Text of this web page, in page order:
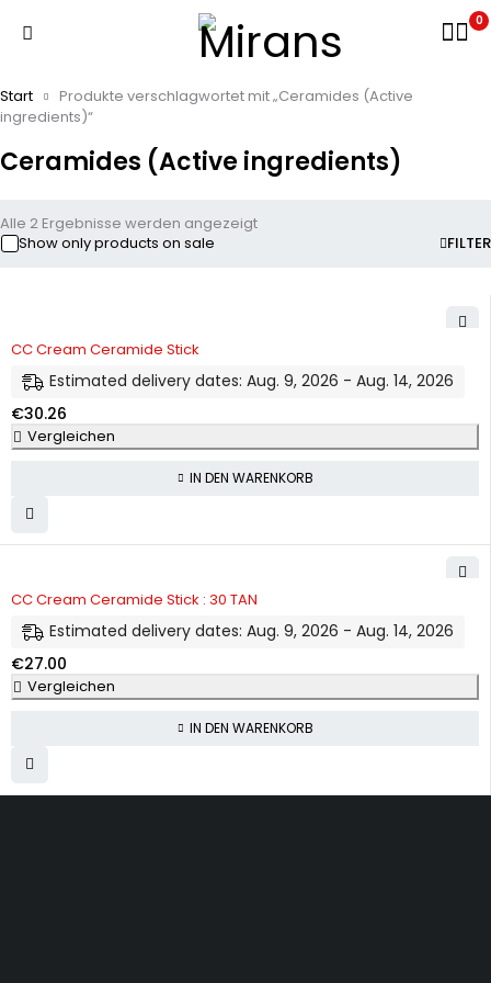
0
Ceramides (Active ingredients)
Start
Produkte verschlagwortet mit „Ceramides (Active
ingredients)“
FILTER
Alle 2 Ergebnisse werden angezeigt
Show only products on sale
CC Cream Ceramide Stick
Estimated delivery dates: Aug. 9, 2026 - Aug. 14, 2026
€30.26
Vergleichen
IN DEN WARENKORB
CC Cream Ceramide Stick : 30 TAN
Estimated delivery dates: Aug. 9, 2026 - Aug. 14, 2026
€27.00
Vergleichen
IN DEN WARENKORB